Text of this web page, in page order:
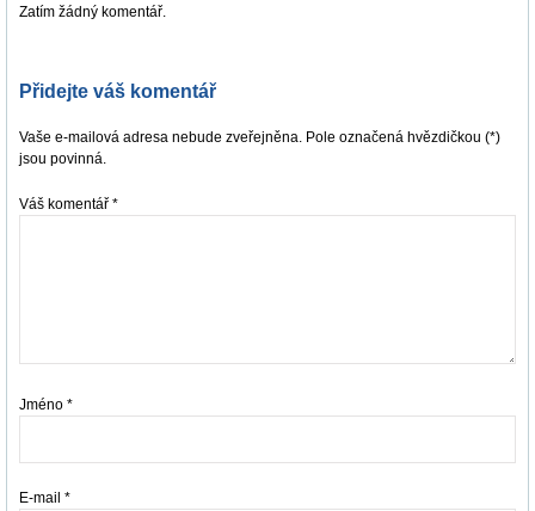
Zatím žádný komentář.
Přidejte váš komentář
Vaše e-mailová adresa nebude zveřejněna. Pole označená hvězdičkou (*)
jsou povinná.
Váš komentář *
Jméno *
E-mail *